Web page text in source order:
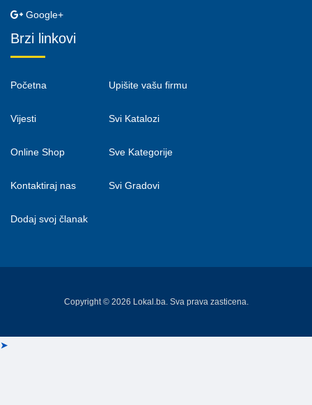
Google+
Brzi linkovi
Početna
Vijesti
Online Shop
Kontaktiraj nas
Dodaj svoj članak
Upišite vašu firmu
Svi Katalozi
Sve Kategorije
Svi Gradovi
Copyright © 2026 Lokal.ba. Sva prava zasticena.
➤